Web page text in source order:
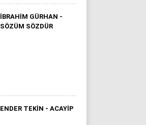
İBRAHIM GÜRHAN -
SÖZÜM SÖZDÜR
ENDER TEKIN - ACAYIP